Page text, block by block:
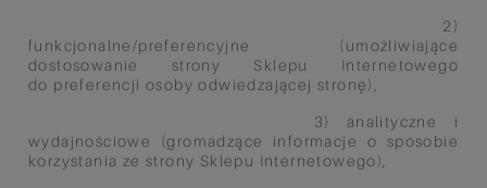
2)
funkcjonalne/preferencyjne (umożliwiające
dostosowanie strony Sklepu Internetowego
do preferencji osoby odwiedzającejstronę),
3) analityczne i
wydajnościowe (gromadzące informacje o sposobie
korzystania ze strony Sklepu Internetowego),